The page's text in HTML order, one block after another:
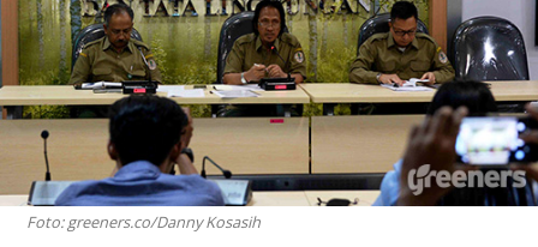
Foto: greeners.co/Danny Kosasih